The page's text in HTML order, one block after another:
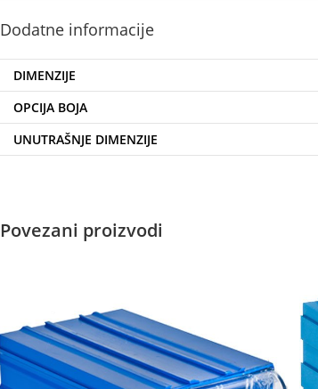
Dodatne informacije
DIMENZIJE
OPCIJA BOJA
UNUTRAŠNJE DIMENZIJE
Povezani proizvodi